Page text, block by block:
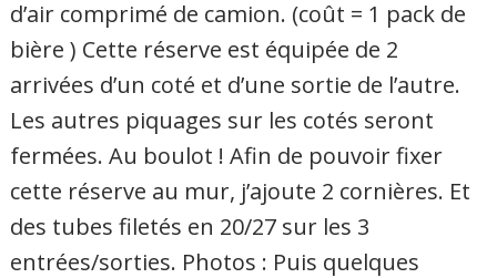
d’air comprimé de camion. (coût = 1 pack de
bière ) Cette réserve est équipée de 2
arrivées d’un coté et d’une sortie de l’autre.
Les autres piquages sur les cotés seront
fermées. Au boulot ! Afin de pouvoir fixer
cette réserve au mur, j’ajoute 2 cornières. Et
des tubes filetés en 20/27 sur les 3
entrées/sorties. Photos : Puis quelques